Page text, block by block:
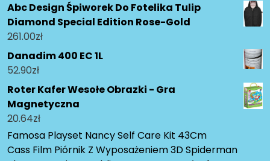
Abc Design Śpiworek Do Fotelika Tulip
Diamond Special Edition Rose-Gold
261.00zł
Danadim 400 EC 1L
52.90zł
Roter Kafer Wesołe Obrazki - Gra
Magnetyczna
20.64zł
Famosa Playset Nancy Self Care Kit 43Cm
Cass Film Piórnik Z Wyposażeniem 3D Spiderman